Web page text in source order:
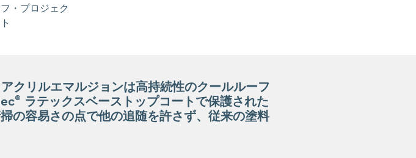
・プロジェク
ト
クリルエマルジョンは高持続性のクールルーフ
®
ラテックスベーストップコートで保護された
の容易さの点で他の追随を許さず、従来の塗料